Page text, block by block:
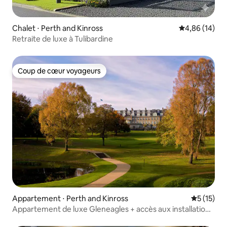
Chalet ⋅ Perth and Kinross Évaluation
4,86 (14)
Retraite de luxe à Tulibardine
Coup de cœur voyageurs
Coup de cœur voyageurs
Appartement ⋅ Perth and Kinross
5 (15)
Appartement de luxe Gleneagles + accès aux installations